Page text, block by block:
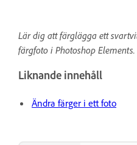
Lär dig att färglägga ett
färgfoto i Photoshop Elements.
Liknande innehåll
Ändra färger i ett foto